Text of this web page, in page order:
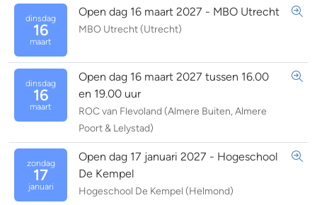
dinsdag
16
maart
Open dag 16 maart 2027 - MBO Utrecht
MBO Utrecht (Utrecht)
dinsdag
16
maart
Open dag 16 maart 2027 tussen 16.00
en 19.00 uur
ROC van Flevoland (Almere Buiten, Almere
Poort & Lelystad)
zondag
17
januari
Open dag 17 januari 2027 - Hogeschool
De Kempel
Hogeschool De Kempel (Helmond)